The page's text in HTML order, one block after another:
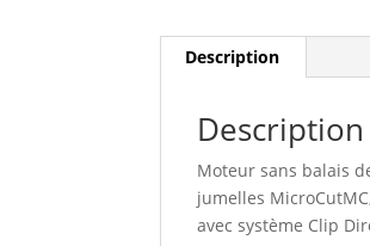
Description
Description
Moteur sans balais
jumelles
avec système Clip